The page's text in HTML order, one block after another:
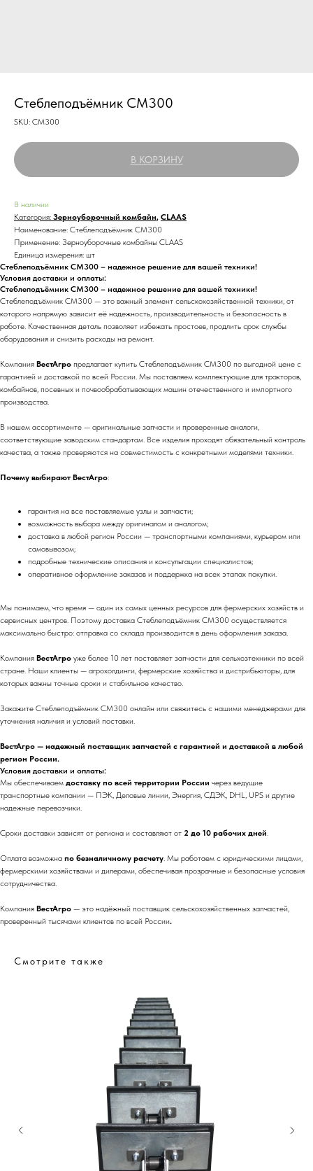
Стеблеподъёмник CM300
SKU: CM300
В КОРЗИНУ
В наличии
Категория: Зерноуборочный комбайн, CLAAS
Наименование: Стеблеподъёмник CM300
Применение: Зерноуборочные комбайны CLAAS
Единица измерения: шт
Стеблеподъёмник CM300 – надежное решение для вашей техники!
Условия доставки и оплаты:
Стеблеподъёмник CM300 – надежное решение для вашей техники!
Стеблеподъёмник CM300 — это важный элемент сельскохозяйственной техники, от
которого напрямую зависит её надежность, производительность и безопасность в
работе. Качественная деталь позволяет избежать простоев, продлить срок службы
оборудования и снизить расходы на ремонт.
Компания ВестАгро предлагает купить Стеблеподъёмник CM300 по выгодной цене с
гарантией и доставкой по всей России. Мы поставляем комплектующие для тракторов,
комбайнов, посевных и почвообрабатывающих машин отечественного и импортного
производства.
В нашем ассортименте — оригинальные запчасти и проверенные аналоги,
соответствующие заводским стандартам. Все изделия проходят обязательный контроль
качества, а также проверяются на совместимость с конкретными моделями техники.
Почему выбирают ВестАгро:
гарантия на все поставляемые узлы и запчасти;
возможность выбора между оригиналом и аналогом;
доставка в любой регион России — транспортными компаниями, курьером или
самовывозом;
подробные технические описания и консультации специалистов;
оперативное оформление заказов и поддержка на всех этапах покупки.
Мы понимаем, что время — один из самых ценных ресурсов для фермерских хозяйств и
сервисных центров. Поэтому доставка Стеблеподъёмник CM300 осуществляется
максимально быстро: отправка со склада производится в день оформления заказа.
Компания ВестАгро уже более 10 лет поставляет запчасти для сельхозтехники по всей
стране. Наши клиенты — агрохолдинги, фермерские хозяйства и дистрибьюторы, для
которых важны точные сроки и стабильное качество.
Закажите Стеблеподъёмник CM300 онлайн или свяжитесь с нашими менеджерами для
уточнения наличия и условий поставки.
ВестАгро — надежный поставщик запчастей с гарантией и доставкой в любой
регион России.
Условия доставки и оплаты:
Мы обеспечиваем доставку по всей территории России через ведущие
транспортные компании — ПЭК, Деловые линии, Энергия, СДЭК, DHL, UPS и другие
надежные перевозчики.
Сроки доставки зависят от региона и составляют от 2 до 10 рабочих дней.
Оплата возможна по безналичному расчету. Мы работаем с юридическими лицами,
фермерскими хозяйствами и дилерами, обеспечивая прозрачные и безопасные условия
сотрудничества.
Компания ВестАгро — это надёжный поставщик сельскохозяйственных запчастей,
проверенный тысячами клиентов по всей России.
Смотрите также